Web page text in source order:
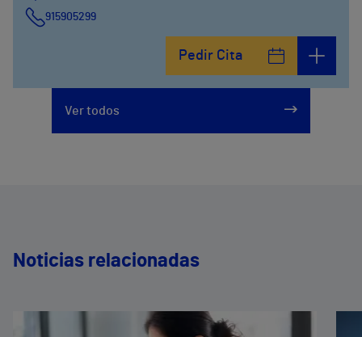
915905299
Pedir Cita
Ver todos
Noticias relacionadas